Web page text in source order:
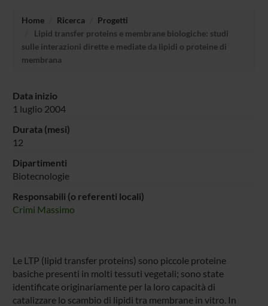
Home Ricerca
Progetti
Lipid transfer proteins e membrane biologiche: studi
sulle interazioni dirette e mediate da lipidi o proteine di
membrana
Data inizio
1 luglio 2004
Durata (mesi)
12
Dipartimenti
Biotecnologie
Responsabili (o referenti locali)
Crimi Massimo
Le LTP (lipid transfer proteins) sono piccole proteine
basiche presenti in molti tessuti vegetali; sono state
identificate originariamente per la loro capacità di
catalizzare lo scambio di lipidi tra membrane in vitro. In